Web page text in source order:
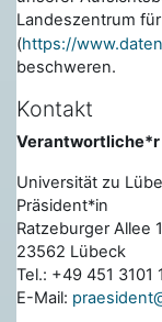
Landeszentrum
(https://
beschweren.
Kontakt
Verantwortliche*r
Universität zu
Präsident*in
Ratzeburger Allee
23562 Lübeck
Tel.: +49 451 3101
E-Mail: